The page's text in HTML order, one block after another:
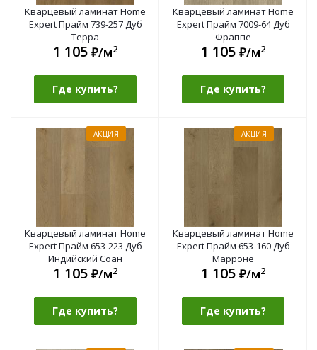
Кварцевый ламинат Home
Expert Прайм 739-257 Дуб
Терра
1 105 ₽/м2
Где купить?
Кварцевый ламинат Home
Expert Прайм 7009-64 Дуб
Фраппе
1 105 ₽/м2
Где купить?
АКЦИЯ
Кварцевый ламинат Home
Expert Прайм 653-223 Дуб
Индийский Соан
1 105 ₽/м2
Где купить?
АКЦИЯ
Кварцевый ламинат Home
Expert Прайм 653-160 Дуб
Марроне
1 105 ₽/м2
Где купить?